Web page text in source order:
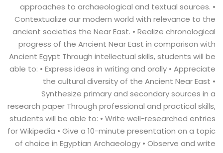
approaches to archaeological and textual sources. •
Contextualize our modern world with relevance to the
ancient societies the Near East. • Realize chronological
progress of the Ancient Near East in comparison with
Ancient Egypt Through intellectual skills, students will be
able to: • Express ideas in writing and orally • Appreciate
the cultural diversity of the Ancient Near East •
Synthesize primary and secondary sources in a
research paper Through professional and practical skills,
students will be able to: • Write well-researched entries
for Wikipedia • Give a 10-minute presentation on a topic
of choice in Egyptian Archaeology • Observe and write